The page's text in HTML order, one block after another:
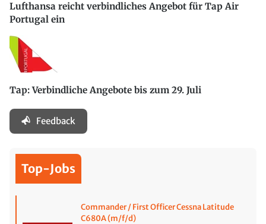
Lufthansa reicht verbindliches Angebot für Tap Air
Portugal ein
Tap: Verbindliche Angebote bis zum 29. Juli
Feedback
Top-Jobs
Commander / First Officer Cessna Latitude
C680A (m/f/d)